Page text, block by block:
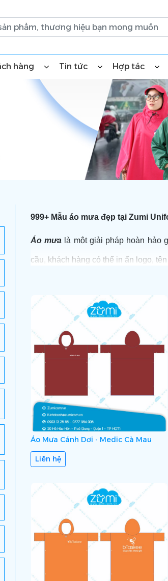
hàng Tin tức Hợp tác
999+ Mẫu áo mưa đẹp tại Zumi
Áo mưa là một giải pháp hoàn hảo
cầu, khách hàng có thể in ấn logo,
Sản phẩm này sử dụng làm quà
Để được tư vấn và sở hữu những
pháp toàn diện và chuyên nghiệp
khách hàng.
Áo Mưa Cánh Dơi - Medic Cà Mau
Liên hệ